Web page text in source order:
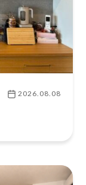
2026.08.08